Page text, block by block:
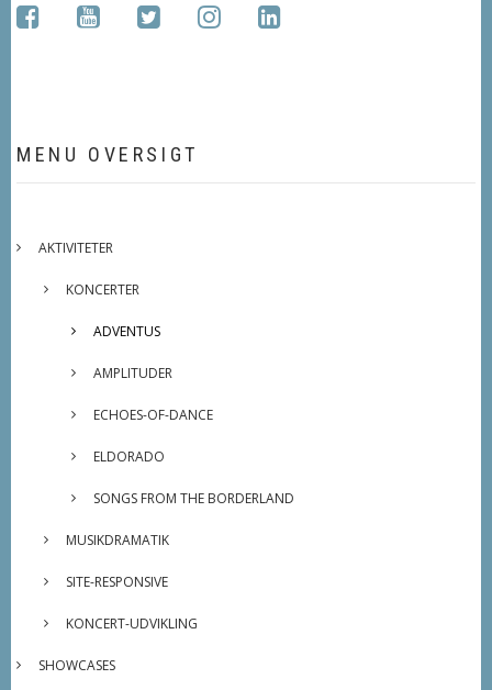
facebookyoutubetwitterinstagramlinkedin
MENU OVERSIGT
AKTIVITETER
KONCERTER
ADVENTUS
AMPLITUDER
ECHOES-OF-DANCE
ELDORADO
SONGS FROM THE BORDERLAND
MUSIKDRAMATIK
SITE-RESPONSIVE
KONCERT-UDVIKLING
SHOWCASES